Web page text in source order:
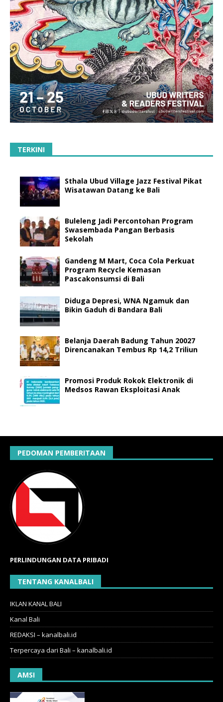
TERKINI
Sthala Ubud Village Jazz Festival Pikat
Wisatawan Datang ke Bali
Buleleng Jadi Percontohan Program
Swasembada Pangan Berbasis
Sekolah
Gandeng M Mart, Coca Cola Perkuat
Program Recycle Kemasan
Pascakonsumsi di Bali
Diduga Depresi, WNA Ngamuk dan
Bikin Gaduh di Bandara Bali
Belanja Daerah Badung Tahun 20027
Direncanakan Tembus Rp 14,2 Triliun
Promosi Produk Rokok Elektronik di
Medsos Rawan Eksploitasi Anak
PEDOMAN PEMBERITAAN
PERLINDUNGAN DATA PRIBADI
TENTANG KANALBALI
IKLAN KANAL BALI
Kanal Bali
REDAKSI – kanalbali.id
Terpercaya dari Bali – kanalbali.id
AMSI